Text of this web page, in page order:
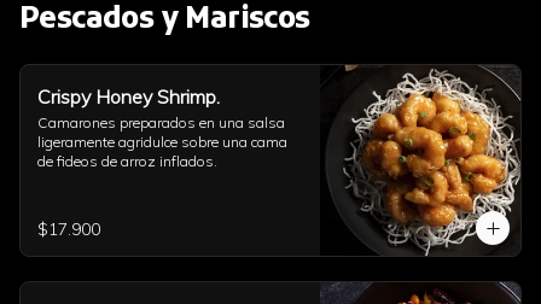
Pescados y Mariscos
Crispy Honey Shrimp.
Camarones preparados en una salsa
ligeramente agridulce sobre una cama
de fideos de arroz inflados.
$17.900